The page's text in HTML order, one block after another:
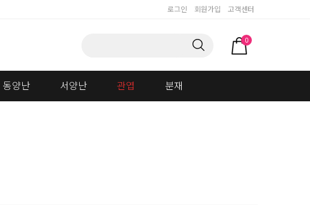
로그인 회원가입 고객센터
0
동양난 서양난 관엽 분재